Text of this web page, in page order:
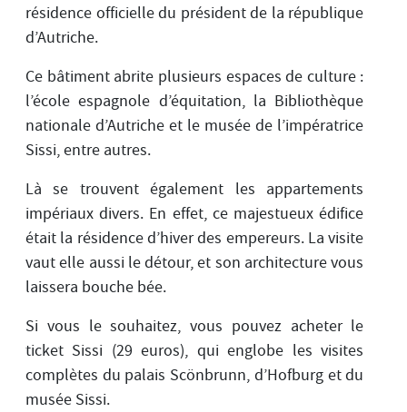
résidence officielle du président de la république
d’Autriche.
Ce bâtiment abrite plusieurs espaces de culture :
l’école espagnole d’équitation, la Bibliothèque
nationale d’Autriche et le musée de l’impératrice
Sissi, entre autres.
Là se trouvent également les appartements
impériaux divers. En effet, ce majestueux édifice
était la résidence d’hiver des empereurs. La visite
vaut elle aussi le détour, et son architecture vous
laissera bouche bée.
Si vous le souhaitez, vous pouvez acheter le
ticket Sissi (29 euros), qui englobe les visites
complètes du palais Scönbrunn, d’Hofburg et du
musée Sissi.